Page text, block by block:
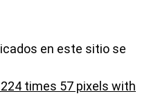
en este sitio se